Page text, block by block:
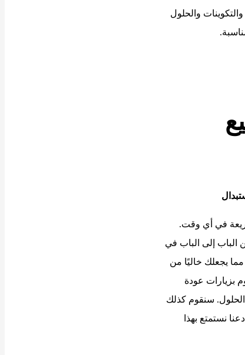
والحلول
24/7 استجابة سريعة في أي وقت.
الباب إلى الباب في
يجعلك خاليًا من
بزيارات عودة
سنقوم كذلك
نستمتع بهذا